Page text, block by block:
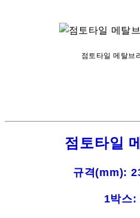
점토타일 메탈브
점토타일
규격(mm):
1박스: